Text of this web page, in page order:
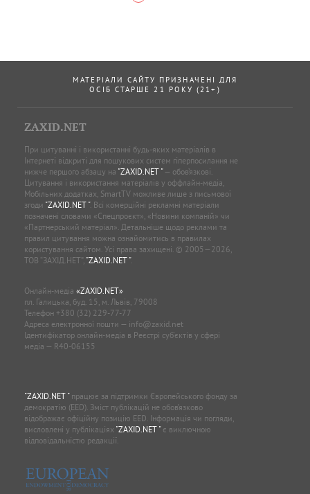
МАТЕРІАЛИ САЙТУ ПРИЗНАЧЕНІ ДЛЯ
ОСІБ СТАРШЕ 21 РОКУ (21+)
ZAXID.NET
При цитуванні і використанні будь-яких матеріалів в
Інтернеті відкриті для пошукових систем гіперпосилання не
нижче першого абзацу на "ZAXID.NET "— обов’язкові.
Цитування і використання матеріалів у оффлайн-медіа,
Мобільних додатках, SmartTV можливе лише з письмової
згоди "ZAXID.NET ". Всі комерційні рекламні матеріали
позначені словами «Спецпроєкт», «Новини компаній» чи
«Партнерський матеріал». Детальніше щодо реклами та
правил цитування можна ознайомитись в правилах
користування сайтом. Усі права захищені. © 2005—2026,
ТОВ “ЗАХІД.НЕТ”, "ZAXID.NET ".
Онлайн-медіа «ZAXID.NET»
пл. Галицька, буд. 15, м. Львів, 79008
Телефон +380 (32) 229-77-77
Адреса електронної пошти — info@zaxid.net
Ідентифікатор онлайн-медіа в Реєстрі суб'єктів у сфері
медіа — R40-06155
"ZAXID.NET "працює за підтримки Європейського фонду за
демократію (EED). Зміст публікацій не обов’язково
відображає офіційну позицію EED. Інформація чи погляди,
висловлені у публікаціях "ZAXID.NET "є виключною
відповідальністю редакції.